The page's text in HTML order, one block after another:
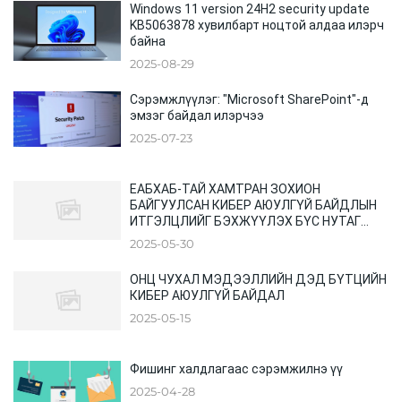
Windows 11 version 24H2 security update
KB5063878 хувилбарт ноцтой алдаа илэрч
байна
2025-08-29
Сэрэмжлүүлэг: "Microsoft SharePoint"-д
эмзэг байдал илэрчээ
2025-07-23
ЕАБХАБ-ТАЙ ХАМТРАН ЗОХИОН
БАЙГУУЛСАН КИБЕР АЮУЛГҮЙ БАЙДЛЫН
ИТГЭЛЦЛИЙГ БЭХЖҮҮЛЭХ БҮС НУТАГ
ХООРОНДЫН ХУРАЛ
2025-05-30
ОНЦ ЧУХАЛ МЭДЭЭЛЛИЙН ДЭД БҮТЦИЙН
КИБЕР АЮУЛГҮЙ БАЙДАЛ
2025-05-15
Фишинг халдлагаас сэрэмжилнэ үү
2025-04-28